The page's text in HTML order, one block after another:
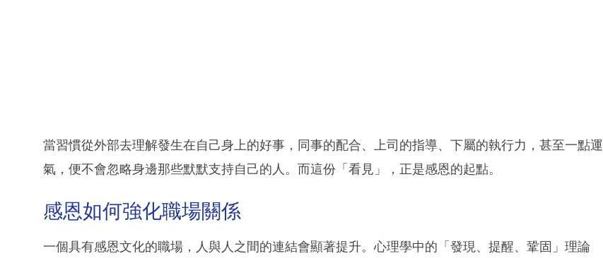
當習慣從外部去理解發生在自己身上的好事，同事的配合、上司的指導、下屬的執行力，甚至一點運
氣，便不會忽略身邊那些默默支持自己的人。而這份「看見」，正是感恩的起點。
感恩如何強化職場關係
一個具有感恩文化的職場，人與人之間的連結會顯著提升。心理學中的「發現、提醒、鞏固」理論